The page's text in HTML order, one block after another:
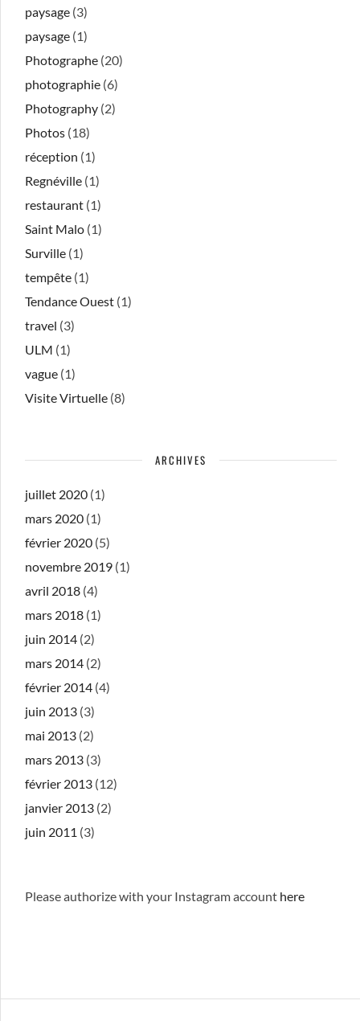
paysage (3)
paysage (1)
Photographe (20)
photographie (6)
Photography (2)
Photos (18)
réception (1)
Regnéville (1)
restaurant (1)
Saint Malo (1)
Surville (1)
tempête (1)
Tendance Ouest (1)
travel (3)
ULM (1)
vague (1)
Visite Virtuelle (8)
ARCHIVES
juillet 2020 (1)
mars 2020 (1)
février 2020 (5)
novembre 2019 (1)
avril 2018 (4)
mars 2018 (1)
juin 2014 (2)
mars 2014 (2)
février 2014 (4)
juin 2013 (3)
mai 2013 (2)
mars 2013 (3)
février 2013 (12)
janvier 2013 (2)
juin 2011 (3)
Please authorize with your Instagram account here